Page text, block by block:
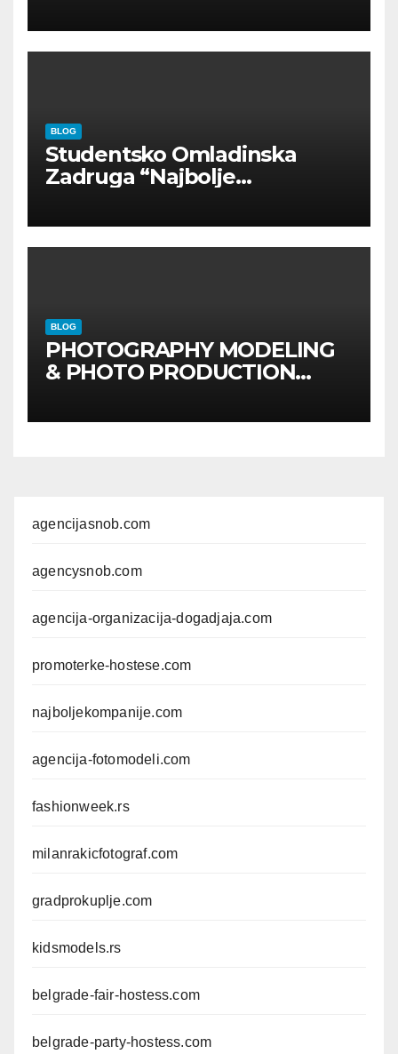
BLOG
Studentsko Omladinska
Zadruga “Najbolje
BLOG
PHOTOGRAPHY MODELING
& PHOTO PRODUCTION
kroz foto modele,
agencijasnob.com
agencysnob.com
agencija-organizacija-dogadjaja.com
promoterke-hostese.com
najboljekompanije.com
agencija-fotomodeli.com
fashionweek.rs
milanrakicfotograf.com
gradprokuplje.com
kidsmodels.rs
belgrade-fair-hostess.com
belgrade-party-hostess.com